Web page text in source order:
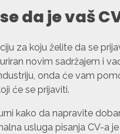
da je vaš
za koju želite da se
novim sadržajem i
onda će vam
će se prijaviti.
kako da napravite
usluga pisanja CV-a